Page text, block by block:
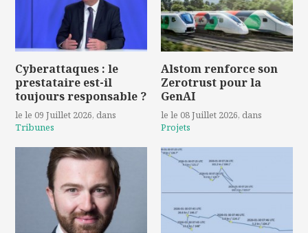
Cyberattaques : le
prestataire est-il
toujours responsable ?
le le 09 Juillet 2026, dans
Tribunes
Alstom renforce son
Zerotrust pour la
GenAI
le le 08 Juillet 2026, dans
Projets